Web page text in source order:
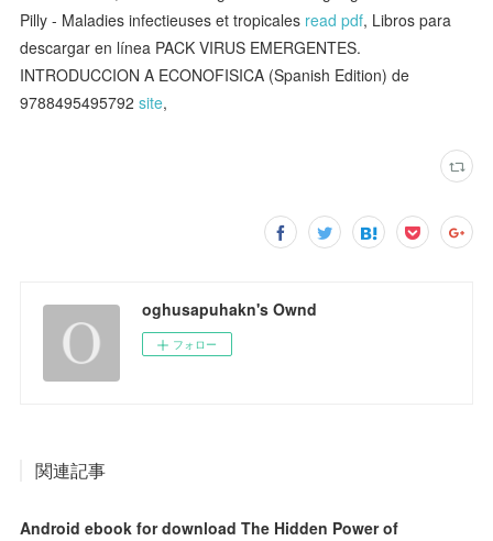
Pilly - Maladies infectieuses et tropicales read pdf, Libros para
descargar en línea PACK VIRUS EMERGENTES.
INTRODUCCION A ECONOFISICA (Spanish Edition) de
9788495495792site,
oghusapuhakn's Ownd
フォロー
関連記事
Android ebook for download The Hidden Power of